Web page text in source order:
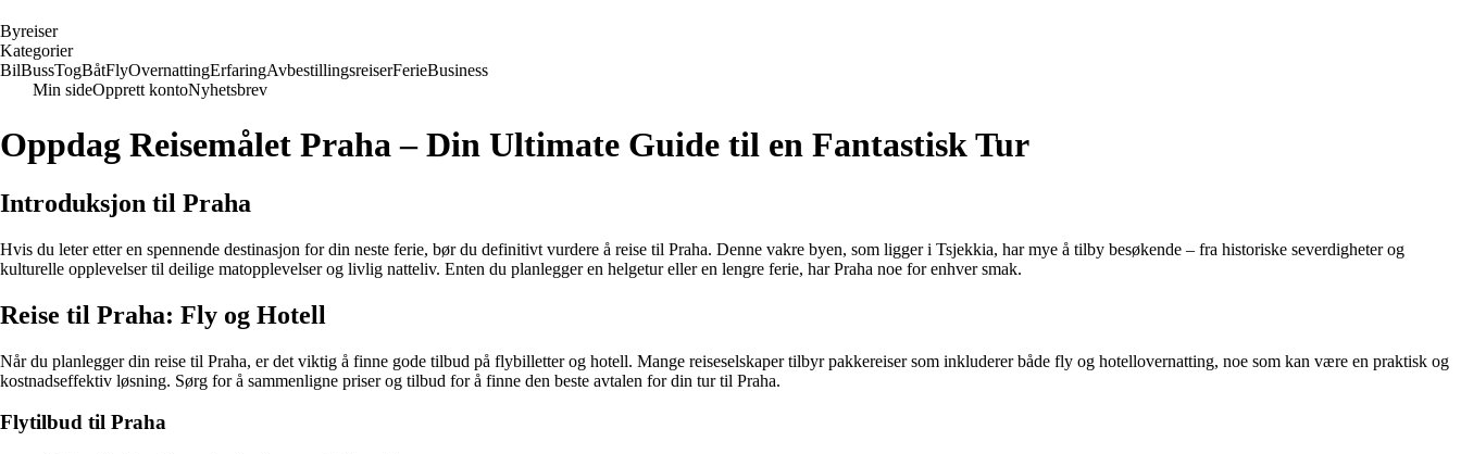
Byreiser
Kategorier
BilBussTogBåtFlyOvernattingErfaringAvbestillingsreiserFerieBusiness
Min sideOpprett kontoNyhetsbrev
Oppdag Reisemålet Praha – Din Ultimate Guide til en Fantastisk Tur
Introduksjon til Praha
Hvis du leter etter en spennende destinasjon for din neste ferie, bør du definitivt vurdere å reise til Praha. Denne vakre byen, som ligger i Tsjekkia, har mye å tilby besøkende – fra historiske severdigheter og
kulturelle opplevelser til deilige matopplevelser og livlig natteliv. Enten du planlegger en helgetur eller en lengre ferie, har Praha noe for enhver smak.
Reise til Praha: Fly og Hotell
Når du planlegger din reise til Praha, er det viktig å finne gode tilbud på flybilletter og hotell. Mange reiseselskaper tilbyr pakkereiser som inkluderer både fly og hotellovernatting, noe som kan være en praktisk og
kostnadseffektiv løsning. Sørg for å sammenligne priser og tilbud for å finne den beste avtalen for din tur til Praha.
Flytilbud til Praha